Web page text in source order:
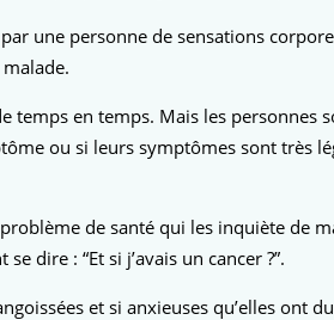
par une personne de sensations
malade.
temps en temps. Mais les
ou si leurs symptômes sont très
de santé qui les inquiète de
dire : “Et si j’avais un cancer ?”.
et si anxieuses qu’elles ont